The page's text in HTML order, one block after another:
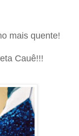
mais quente!
Cauê!!!